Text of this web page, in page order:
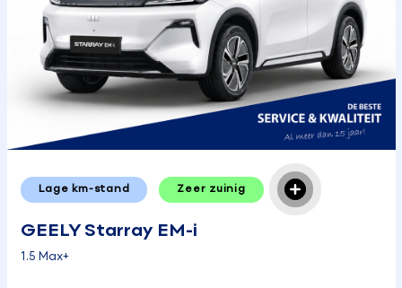
Lage km-stand Zeer zuinig
GEELY Starray EM-i
1.5 Max+